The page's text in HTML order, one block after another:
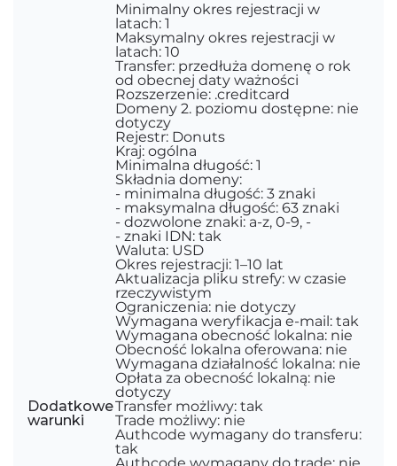
Dodatkowe
warunki
Minimalny okres rejestracji w
latach: 1
Maksymalny okres rejestracji w
latach: 10
Transfer: przedłuża domenę o rok
od obecnej daty ważności
Rozszerzenie: .creditcard
Domeny 2. poziomu dostępne: nie
dotyczy
Rejestr: Donuts
Kraj: ogólna
Minimalna długość: 1
Składnia domeny:
- minimalna długość: 3 znaki
- maksymalna długość: 63 znaki
- dozwolone znaki: a-z, 0-9, -
- znaki IDN: tak
Waluta: USD
Okres rejestracji: 1–10 lat
Aktualizacja pliku strefy: w czasie
rzeczywistym
Ograniczenia: nie dotyczy
Wymagana weryfikacja e-mail: tak
Wymagana obecność lokalna: nie
Obecność lokalna oferowana: nie
Wymagana działalność lokalna: nie
Opłata za obecność lokalną: nie
dotyczy
Transfer możliwy: tak
Trade możliwy: nie
Authcode wymagany do transferu:
tak